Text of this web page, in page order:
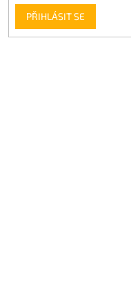
PŘIHLÁSIT SE